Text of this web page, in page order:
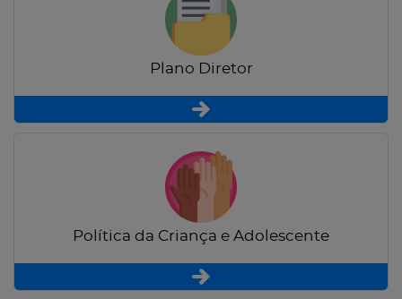
Plano Diretor
Política da Criança e Adolescente